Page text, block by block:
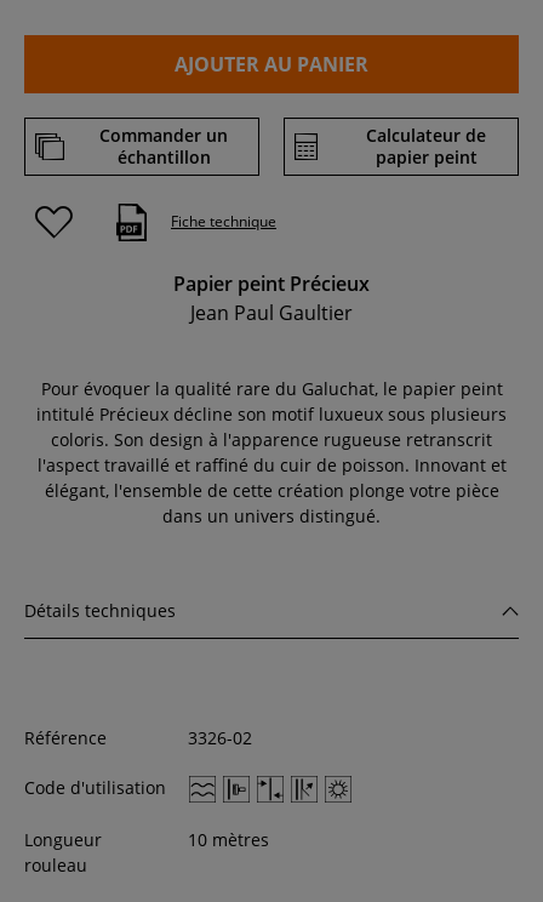
AJOUTER AU PANIER
Commander un
échantillon
Calculateur de
papier peint
Fiche technique
Papier peint Précieux
Jean Paul Gaultier
Pour évoquer la qualité rare du Galuchat, le papier peint
intitulé Précieux décline son motif luxueux sous plusieurs
coloris. Son design à l'apparence rugueuse retranscrit
l'aspect travaillé et raffiné du cuir de poisson. Innovant et
élégant, l'ensemble de cette création plonge votre pièce
dans un univers distingué.
Détails techniques
Référence 3326-02
Code d'utilisation
Longueur
rouleau
10 mètres